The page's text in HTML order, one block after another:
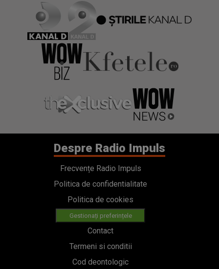
Despre Radio Impuls
Frecvențe Radio Impuls
Politica de confidentialitate
Politica de cookies
Gestionați preferințele
Contact
Termeni si conditii
Cod deontologic